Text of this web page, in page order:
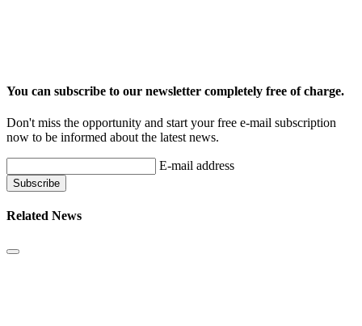
You can subscribe to our newsletter completely free of charge.
Don't miss the opportunity and start your free e-mail subscription
now to be informed about the latest news.
E-mail address
Related News